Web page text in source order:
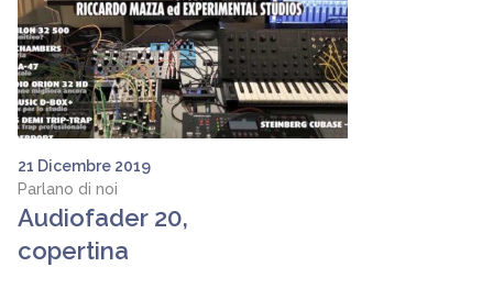
21 Dicembre 2019
Parlano di noi
Audiofader 20,
copertina